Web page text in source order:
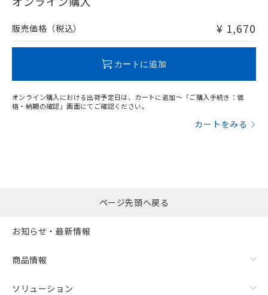
問い合わせください。
販売価格（税込） ¥ 1,670
カートに追加
オンライン購入における出荷予定日は、カートに追加～「ご購入手続き：価
格・納期の確認」画面にてご確認ください。
カートをみる
ページ先頭へ戻る
お知らせ・最新情報
商品情報
ソリューション